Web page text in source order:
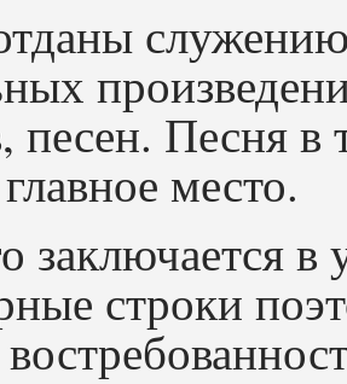
песен. Песня в
место.
заключается
строки